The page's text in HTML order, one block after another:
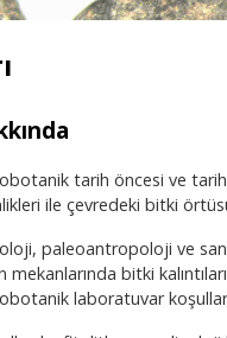
tarih öncesi ve
ile çevredeki bitki
paleoantropoloji ve
mekanlarında bitki
laboratuvar